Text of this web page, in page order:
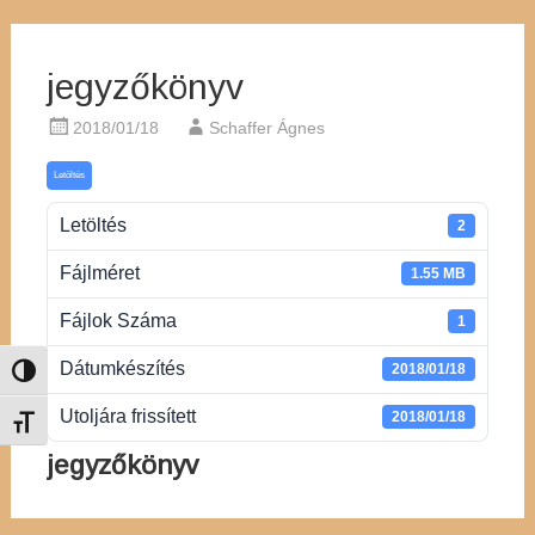
Nagy kontraszt váltása
Betűméret váltása
jegyzőkönyv
2018/01/18 Schaffer Ágnes
Letöltés
Letöltés 2
Fájlméret 1.55 MB
Fájlok Száma 1
Dátumkészítés 2018/01/18
Utoljára frissített 2018/01/18
jegyzőkönyv